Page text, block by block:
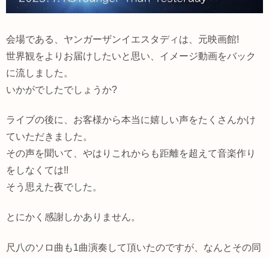
会場である、ヤンガーザンイエスタディは、元映画館!
世界観をよりお届けしたいと思い、イメージ動画をバック
に流しました。
いかがでしたでしょうか?
ライブの後に、お客様から本当に嬉しい声をたくさんかけ
ていただきました。
その声を聞いて、やはりこれからも距離を超えて音楽作り
をしなくては!!
そう思えた夜でした。
とにかく感謝しかありません。
尺八のソロ曲も1曲演奏して頂いたのですが、なんとその同